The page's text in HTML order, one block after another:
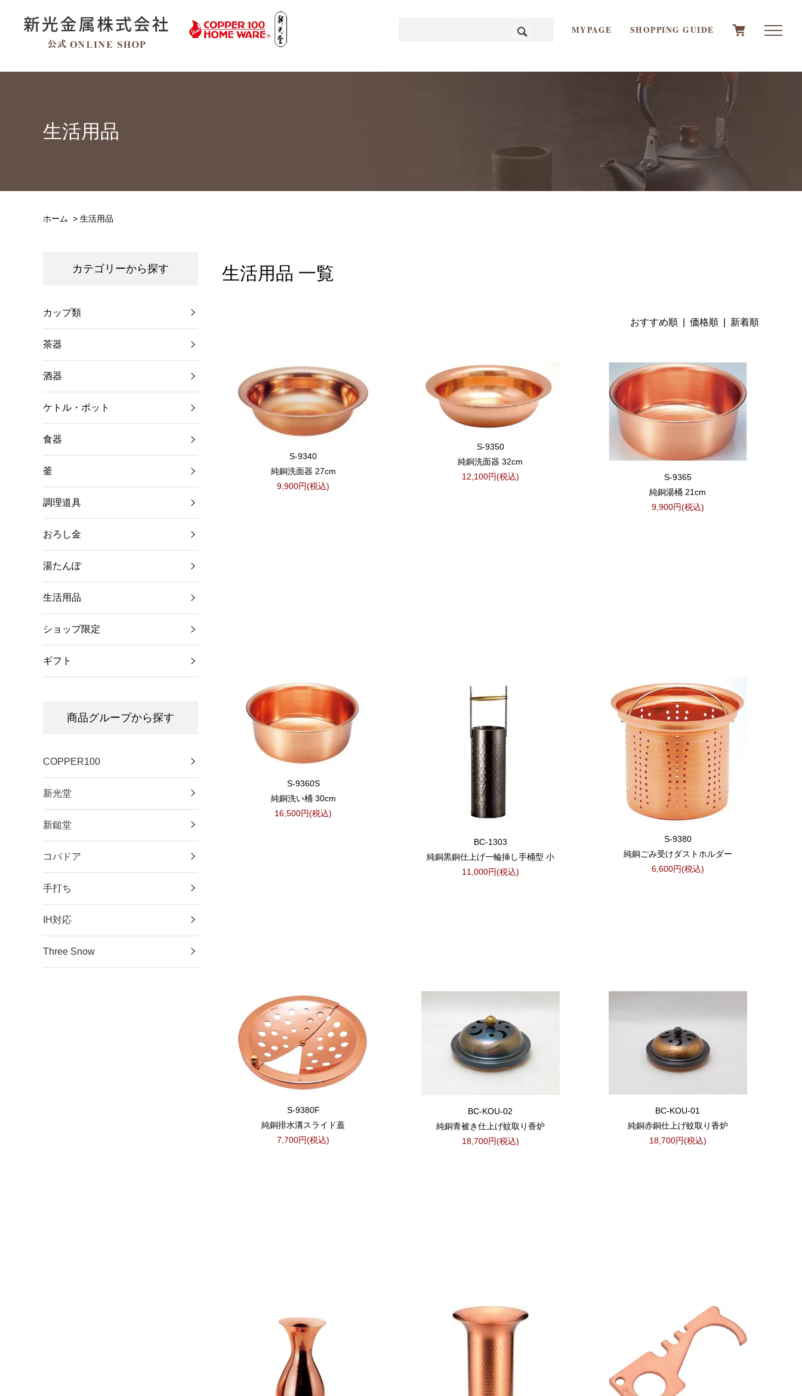
MYPAGE SHOPPING GUIDE
生活用品
ホーム > 生活用品
生活用品 一覧
おすすめ順 | 価格順 新着順
S-9340
純銅洗面器 27cm
9,900円(税込)
S-9350
純銅洗面器 32cm
12,100円(税込)
S-9365
純銅湯桶 21cm
9,900円(税込)
S-9360S
純銅洗い桶 30cm
16,500円(税込)
BC-1303
純銅黒銅仕上げ一輪挿し手桶型 小
11,000円(税込)
S-9380
純銅ごみ受けダストホルダー
6,600円(税込)
S-9380F
純銅排水溝スライド蓋
7,700円(税込)
BC-KOU-02
純銅青被き仕上げ蚊取り香炉
18,700円(税込)
BC-KOU-01
純銅赤銅仕上げ蚊取り香炉
18,700円(税込)
カテゴリーから探す
カップ類
茶器
酒器
ケトル・ポット
食器
釜
調理道具
おろし金
湯たんぽ
生活用品
ショップ限定
ギフト
商品グループから探す
COPPER100
新光堂
新鎚堂
コパドア
手打ち
IH対応
Three Snow